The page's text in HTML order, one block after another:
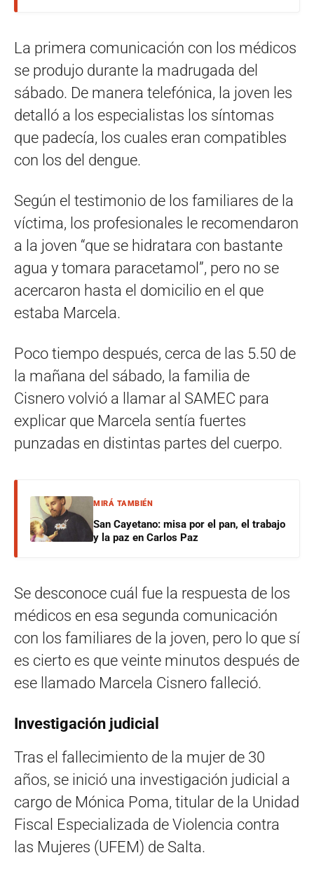
La primera comunicación con los médicos
se produjo durante la madrugada del
sábado. De manera telefónica, la joven les
detalló a los especialistas los síntomas
que padecía, los cuales eran compatibles
con los del dengue.
Según el testimonio de los familiares de la
víctima, los profesionales le recomendaron
a la joven “que se hidratara con bastante
agua y tomara paracetamol”, pero no se
acercaron hasta el domicilio en el que
estaba Marcela.
Poco tiempo después, cerca de las 5.50 de
la mañana del sábado, la familia de
Cisnero volvió a llamar al SAMEC para
explicar que Marcela sentía fuertes
punzadas en distintas partes del cuerpo.
MIRÁ TAMBIÉN
San Cayetano: misa por el pan, el trabajo
y la paz en Carlos Paz
Se desconoce cuál fue la respuesta de los
médicos en esa segunda comunicación
con los familiares de la joven, pero lo que sí
es cierto es que veinte minutos después de
ese llamado Marcela Cisnero falleció.
Investigación judicial
Tras el fallecimiento de la mujer de 30
años, se inició una investigación judicial a
cargo de Mónica Poma, titular de la Unidad
Fiscal Especializada de Violencia contra
las Mujeres (UFEM) de Salta.